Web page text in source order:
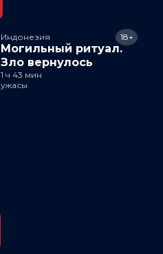
Индонезия
Могильный ритуал.
Зло вернулось
18+
1 ч 43 мин
ужасы